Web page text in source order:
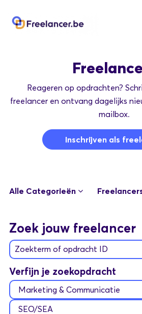
Reageren op opdrachten?
freelancer en ontvang dagelijks
mailbox.
Inschrijven als
Alle Categorieën
Zoek jouw freelancer
Zoekterm of opdracht ID
Verfijn je zoekopdracht